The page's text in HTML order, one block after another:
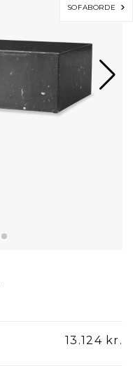
SOFABORDE
13.124 kr.